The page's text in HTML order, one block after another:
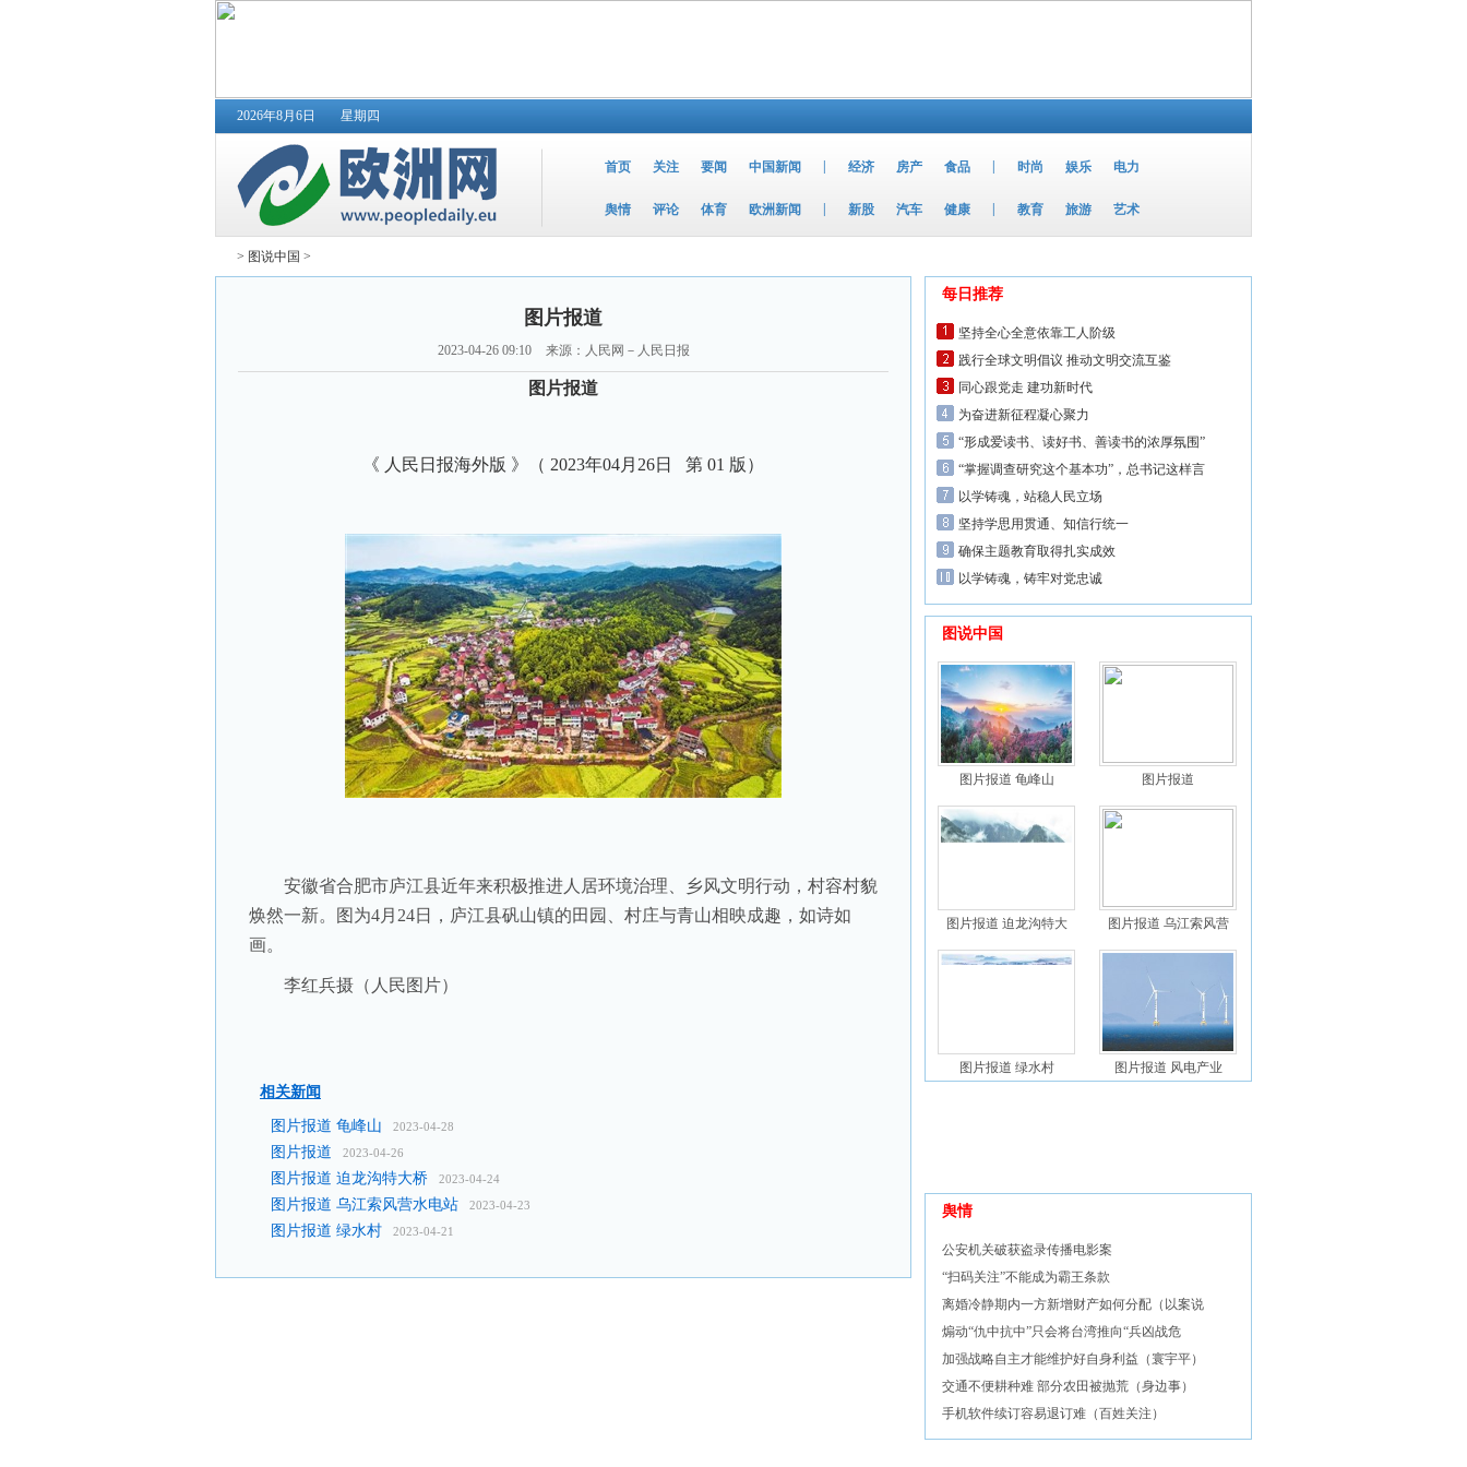
2026年8月6日 星期四
首页 关注 要闻 中国新闻 经济 房产 食品 时尚 娱乐 电力
舆情 评论 体育 欧洲新闻 新股 汽车 健康 教育 旅游 艺术
> 图说中国 >
图片报道
2023-04-26 09:10 来源：人民网－人民日报
图片报道
《 人民日报海外版 》（ 2023年04月26日 第 01 版）
安徽省合肥市庐江县近年来积极推进人居环境治理、乡风文明行动，村容村貌
焕然一新。图为4月24日，庐江县矾山镇的田园、村庄与青山相映成趣，如诗如
画。
李红兵摄（人民图片）
相关新闻
图片报道 龟峰山 2023-04-28
图片报道 2023-04-26
图片报道 迫龙沟特大桥 2023-04-24
图片报道 乌江索风营水电站 2023-04-23
图片报道 绿水村 2023-04-21
每日推荐
坚持全心全意依靠工人阶级
践行全球文明倡议 推动文明交流互鉴
同心跟党走 建功新时代
为奋进新征程凝心聚力
“形成爱读书、读好书、善读书的浓厚氛围”
“掌握调查研究这个基本功”，总书记这样言
以学铸魂，站稳人民立场
坚持学思用贯通、知信行统一
确保主题教育取得扎实成效
以学铸魂，铸牢对党忠诚
图说中国
图片报道 龟峰山 图片报道
图片报道 迫龙沟特大 图片报道 乌江索风营
图片报道 绿水村 图片报道 风电产业
舆情
公安机关破获盗录传播电影案
“扫码关注”不能成为霸王条款
离婚冷静期内一方新增财产如何分配（以案说
煽动“仇中抗中”只会将台湾推向“兵凶战危
加强战略自主才能维护好自身利益（寰宇平）
交通不便耕种难 部分农田被抛荒（身边事）
手机软件续订容易退订难（百姓关注）